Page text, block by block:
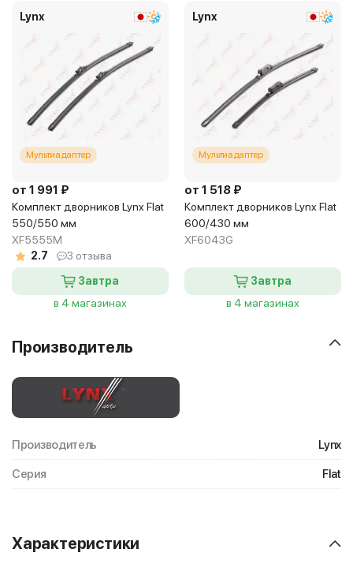
Lynx
Мультиадаптер
от 1 991 ₽
Комплект дворников Lynx Flat
550/550 мм
XF5555M
2.7
3 отзыва
Завтра
в 4 магазинах
Lynx
Мультиадаптер
от 1 518 ₽
Комплект дворников Lynx Flat
600/430 мм
XF6043G
Завтра
в 4 магазинах
Производитель
Производитель Lynx
Серия Flat
Характеристики